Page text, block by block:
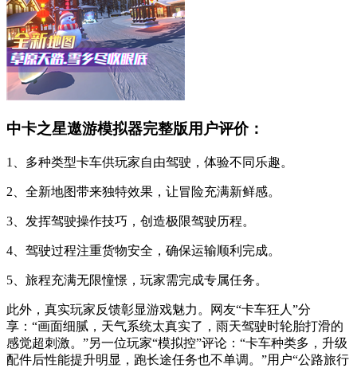
中卡之星遨游模拟器完整版用户评价：
1、多种类型卡车供玩家自由驾驶，体验不同乐趣。
2、全新地图带来独特效果，让冒险充满新鲜感。
3、发挥驾驶操作技巧，创造极限驾驶历程。
4、驾驶过程注重货物安全，确保运输顺利完成。
5、旅程充满无限憧憬，玩家需完成专属任务。
此外，真实玩家反馈彰显游戏魅力。网友“卡车狂人”分
享：“画面细腻，天气系统太真实了，雨天驾驶时轮胎打滑的
感觉超刺激。”另一位玩家“模拟控”评论：“卡车种类多，升级
配件后性能提升明显，跑长途任务也不单调。”用户“公路旅行